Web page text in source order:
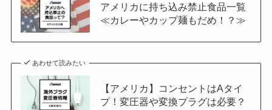
アメリカに持ち込み禁止食品一覧
≪カレーやカップ麺もだめ！？≫
あわせて読みたい
【アメリカ】コンセントはAタイ
プ！変圧器や変換プラグは必要？